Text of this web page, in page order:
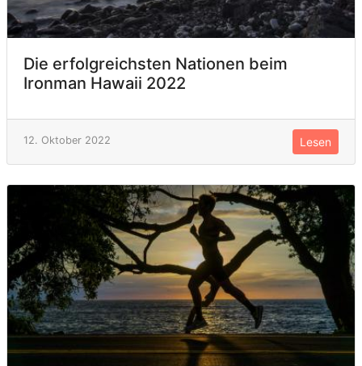
Die erfolgreichsten Nationen beim
Ironman Hawaii 2022
12. Oktober 2022 Lesen